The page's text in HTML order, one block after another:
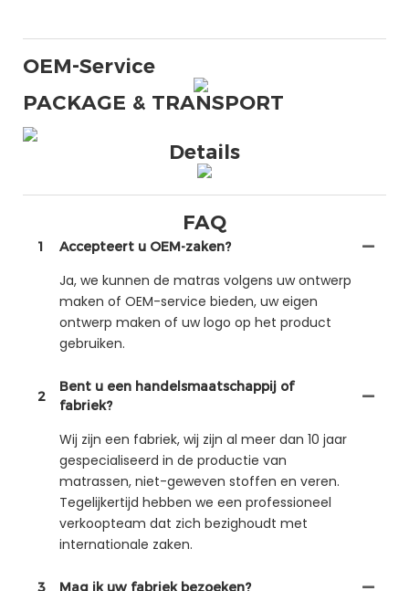
OEM-Service
PACKAGE & TRANSPORT
Details
FAQ
1 Accepteert u OEM-zaken?
Ja, we kunnen de matras volgens uw ontwerp
maken of OEM-service bieden, uw eigen
ontwerp maken of uw logo op het product
gebruiken.
2
Bent u een handelsmaatschappij of
fabriek?
Wij zijn een fabriek, wij zijn al meer dan 10 jaar
gespecialiseerd in de productie van
matrassen, niet-geweven stoffen en veren.
Tegelijkertijd hebben we een professioneel
verkoopteam dat zich bezighoudt met
internationale zaken.
3 Mag ik uw fabriek bezoeken?